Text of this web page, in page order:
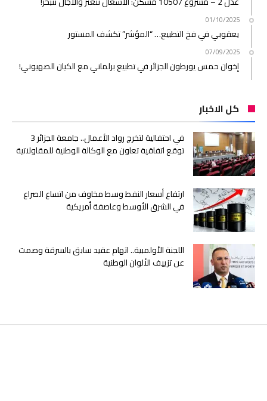
01/10/2025
يعقوبي في فخ التطبيع… “المؤشر” تكشف المستور
07/09/2025
إخوان حمس يورطون الجزائر في تطبيع برلماني مع الكيان الصهيوني!
كل الاخبار
في احتفالية لتخرج رواد الأعمال.. جامعة الجزائر 3
توقع اتفاقية تعاون مع الوكالة الوطنية للمقاولاتية
ارتفاع أسعار النفط وسط مخاوف من اتساع الصراع
في الشرق الأوسط وعاصفة أمريكية
اللجنة الأولمبية.. اتهام عقيد سابق بالسرقة وصمت
عن تزييف الألوان الوطنية